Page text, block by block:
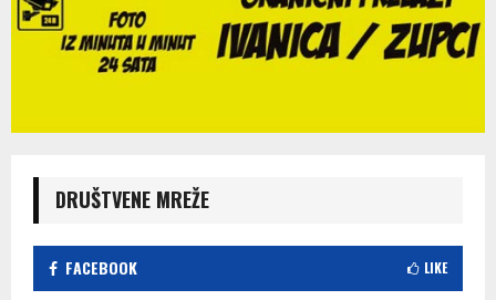
DRUŠTVENE MREŽE
FACEBOOK LIKE